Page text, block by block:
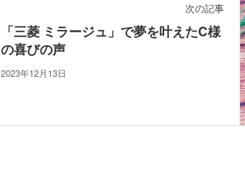
次の記事
「三菱 ミラージュ」で夢を叶えたC様
の喜びの声
2023年12月13日